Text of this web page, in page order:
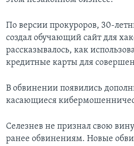
По версии прокуроров, 30-
создал обучающий сайт для
рассказывалось, как
кредитные карты для
В обвинении появились
касающиеся
Селезнев не признал свою
ранее обвинениям. Новые